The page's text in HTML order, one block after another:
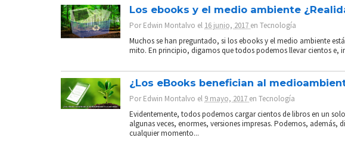
Los ebooks y el medio ambiente
PorEdwin Montalvo el 16 junio, 2017 en Tecnología
Muchos se han preguntado, si los ebooks y el medio ambiente
mito. En principio, digamos que todos podemos llevar cientos e,
¿Los eBooks benefician al
PorEdwin Montalvo el 9 mayo, 2017 en Tecnología
Evidentemente, todos podemos cargar cientos de libros en un
algunas veces, enormes, versiones impresas. Podemos,
cualquier momento...